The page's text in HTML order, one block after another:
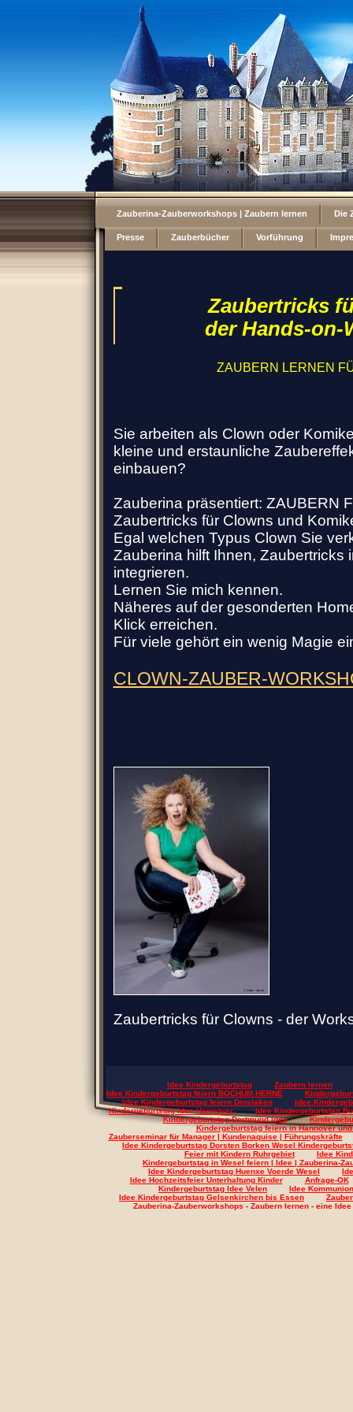
Zauberina-Zauberworkshops | Zaubern lernen Die
Presse Zauberbücher Vorführung
Zaubertricks
der Hands-on-
ZAUBERN LERNEN
Sie arbeiten als Clown oder
kleine und erstaunliche
einbauen?
Zauberina präsentiert: ZAUBERN
Zaubertricks für Clowns und
Egal welchen Typus Clown Sie
Zauberina hilft Ihnen, Zaubertricks
integrieren.
Lernen Sie mich kennen.
Näheres auf der gesonderten
Klick erreichen.
Für viele gehört ein wenig Magie
CLOWN-ZAUBER-
Zaubertricks für Clowns - der
Idee Kindergeburtstag
Zaubern lernen
Idee Kindergeburtstag feiern BOCHUM HERNE
Idee Kindergeburtstag feiern Dinslaken
Idee
Kindergeburtstag Idee Hannover
Idee Kindergeburtstag
Kindergeburtstag Dortmund Idee
Kindergeburtstag feiern in Hannover und
Zauberseminar für Manager | Kundenaquise | Führungskräfte
Idee Kindergeburtstag Dorsten Borken Wesel
Feier mit Kindern Ruhrgebiet
Idee
Kindergeburtstag in Wesel feiern | Idee | Zauberina-
Idee Kindergeburtstag Huenxe Voerde Wesel
Idee Hochzeitsfeier Unterhaltung Kinder
Anfrage-OK
Kindergeburtstag Idee Velen
Idee
Idee Kindergeburtstag Gelsenkirchen bis Essen
Zauberina-Zauberworkshops - Zaubern lernen - eine